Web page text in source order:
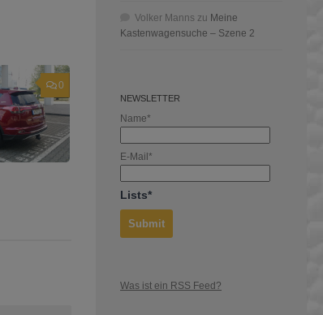
0
Volker Manns zu Meine
Kastenwagensuche – Szene 2
NEWSLETTER
Name*
E-Mail*
Lists*
Was ist ein RSS Feed?